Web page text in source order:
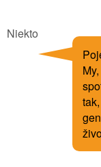
Niekto